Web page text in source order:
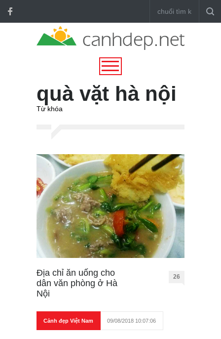
quà vặt hà nội
Từ khóa
Địa chỉ ăn uống cho
dân văn phòng ở Hà
Nội
26
Cảnh đẹp Việt Nam 09/08/2018 10:07:06